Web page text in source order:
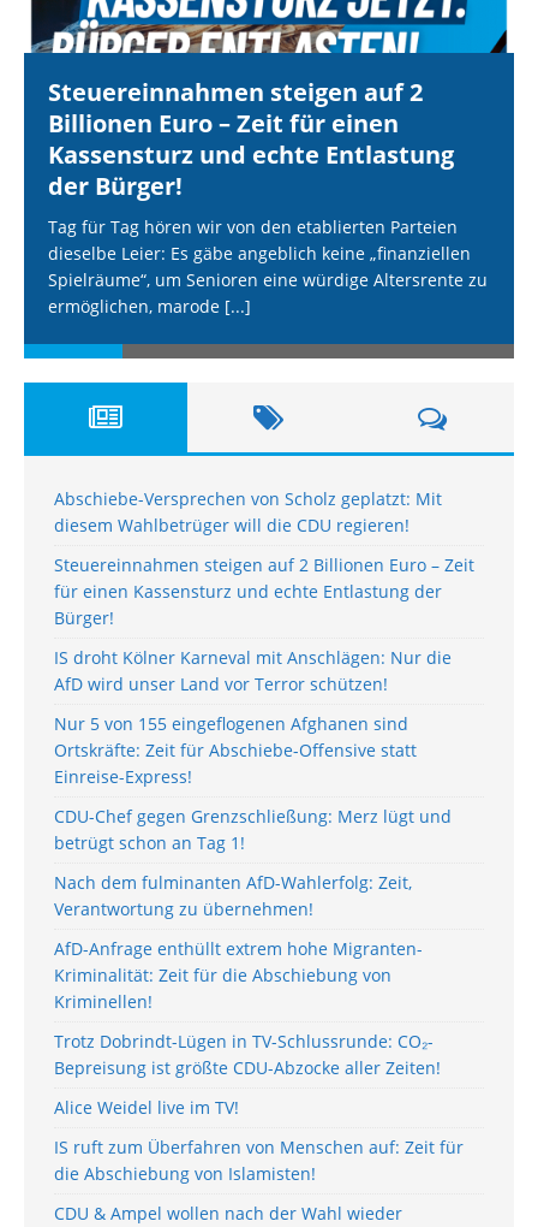
Steuereinnahmen steigen auf 2
Billionen Euro – Zeit für einen
Kassensturz und echte Entlastung
der Bürger!
Tag für Tag hören wir von den etablierten Parteien
dieselbe Leier: Es gäbe angeblich keine „finanziellen
Spielräume“, um Senioren eine würdige Altersrente zu
ermöglichen, marode [...]
Abschiebe-Versprechen von Scholz geplatzt: Mit
diesem Wahlbetrüger will die CDU regieren!
Steuereinnahmen steigen auf 2 Billionen Euro – Zeit
für einen Kassensturz und echte Entlastung der
Bürger!
IS droht Kölner Karneval mit Anschlägen: Nur die
AfD wird unser Land vor Terror schützen!
Nur 5 von 155 eingeflogenen Afghanen sind
Ortskräfte: Zeit für Abschiebe-Offensive statt
Einreise-Express!
CDU-Chef gegen Grenzschließung: Merz lügt und
betrügt schon an Tag 1!
Nach dem fulminanten AfD-Wahlerfolg: Zeit,
Verantwortung zu übernehmen!
AfD-Anfrage enthüllt extrem hohe Migranten-
Kriminalität: Zeit für die Abschiebung von
Kriminellen!
Trotz Dobrindt-Lügen in TV-Schlussrunde: CO₂-
Bepreisung ist größte CDU-Abzocke aller Zeiten!
Alice Weidel live im TV!
IS ruft zum Überfahren von Menschen auf: Zeit für
die Abschiebung von Islamisten!
CDU & Ampel wollen nach der Wahl wieder